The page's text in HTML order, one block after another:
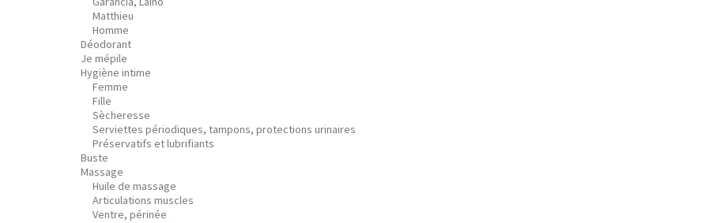
Matthieu
Homme
Déodorant
Je mépile
Hygiène intime
Femme
Fille
Sècheresse
Serviettes périodiques, tampons, protections urinaires
Préservatifs et lubrifiants
Buste
Massage
Huile de massage
Articulations muscles
Ventre, périnée